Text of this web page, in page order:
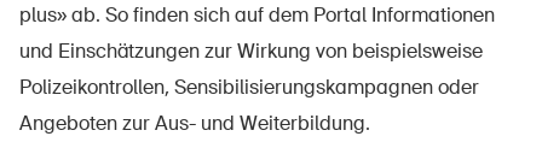
plus» ab. So finden sich auf dem Portal Informationen
und Einschätzungen zur Wirkung von beispielsweise
Polizeikontrollen, Sensibilisierungskampagnen oder
Angeboten zur Aus- und Weiterbildung.